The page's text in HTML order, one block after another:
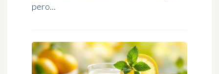
pero...